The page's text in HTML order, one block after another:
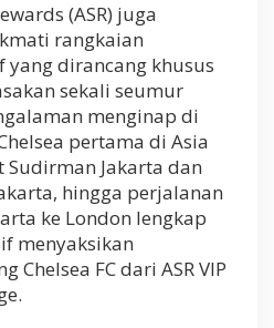
(ASR) juga
rangkaian
yang dirancang khusus
sekali seumur
menginap di
pertama di Asia
Jakarta dan
hingga perjalanan
ke London lengkap
menyaksikan
Chelsea FC dari ASR VIP